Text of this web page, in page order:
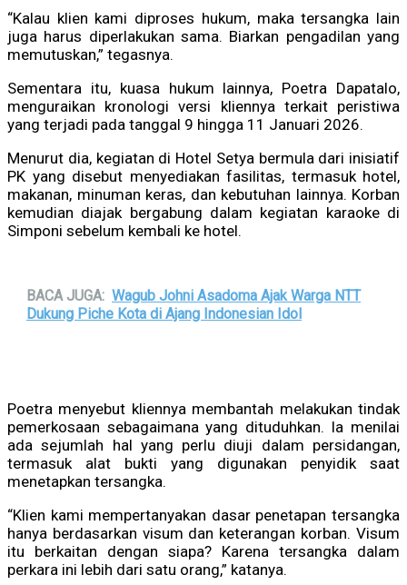
“Kalau klien kami diproses hukum, maka tersangka lain
juga harus diperlakukan sama. Biarkan pengadilan yang
memutuskan,” tegasnya.
Sementara itu, kuasa hukum lainnya, Poetra Dapatalo,
menguraikan kronologi versi kliennya terkait peristiwa
yang terjadi pada tanggal 9 hingga 11 Januari 2026.
Menurut dia, kegiatan di Hotel Setya bermula dari inisiatif
PK yang disebut menyediakan fasilitas, termasuk hotel,
makanan, minuman keras, dan kebutuhan lainnya. Korban
kemudian diajak bergabung dalam kegiatan karaoke di
Simponi sebelum kembali ke hotel.
BACA JUGA: Wagub Johni Asadoma Ajak Warga NTT
Dukung Piche Kota di Ajang Indonesian Idol
Poetra menyebut kliennya membantah melakukan tindak
pemerkosaan sebagaimana yang dituduhkan. Ia menilai
ada sejumlah hal yang perlu diuji dalam persidangan,
termasuk alat bukti yang digunakan penyidik saat
menetapkan tersangka.
“Klien kami mempertanyakan dasar penetapan tersangka
hanya berdasarkan visum dan keterangan korban. Visum
itu berkaitan dengan siapa? Karena tersangka dalam
perkara ini lebih dari satu orang,” katanya.